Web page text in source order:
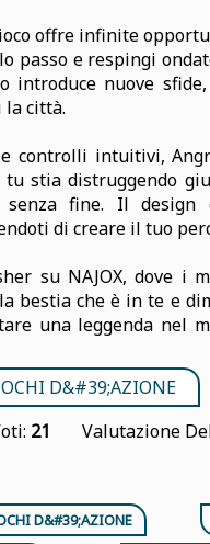
offre infinite
passo e respingi
introduce nuove
città.
controlli intuitivi,
tu stia distruggendo
senza fine. Il
di creare il tuo
su NAJOX, dove
bestia che è in te e
una leggenda nel
D&#39;AZIONE
21 Valutazione
D&#39;AZIONE